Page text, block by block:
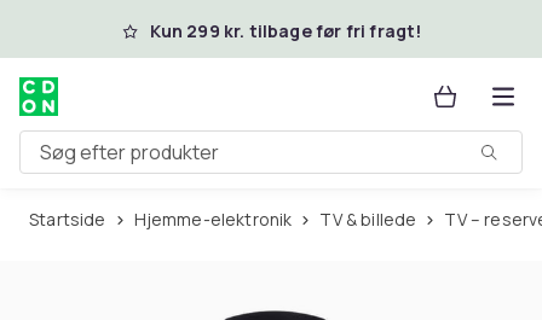
Spring til hovedindhold
Kun 299 kr. tilbage før fri fragt!
Søg efter produkter
Startside Hjemme-elektronik TV & billede TV –